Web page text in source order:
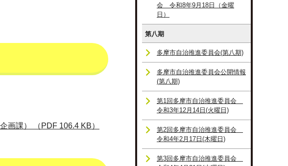
画課） （PDF 106.4 KB）
会 令和8年9月18日（金曜
日）
第八期
多摩市自治推進委員会(第八期)
多摩市自治推進委員会公開情報
(第八期)
第1回多摩市自治推進委員会
令和3年12月14日(火曜日)
第2回多摩市自治推進委員会
令和4年2月17日(木曜日)
第3回多摩市自治推進委員会